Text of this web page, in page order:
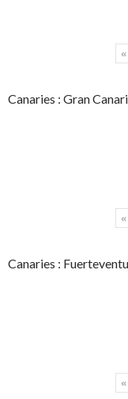
«
Canaries : Gran
«
Canaries :
«